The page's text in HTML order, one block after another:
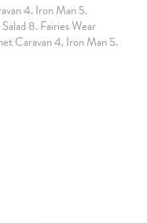
4. Iron Man 5.
8. Fairies Wear
Caravan 4. Iron Man 5.